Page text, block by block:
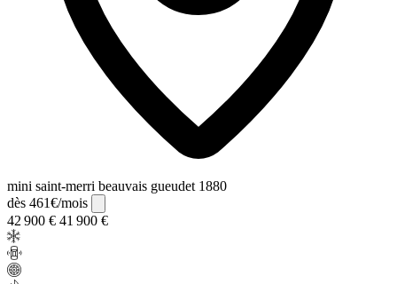
mini saint-merri beauvais gueudet 1880
dès 461€/mois
42 900 € 41 900 €